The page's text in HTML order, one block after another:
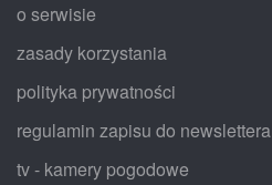
o serwisie
zasady korzystania
polityka prywatności
regulamin zapisu do newslettera
tv - kamery pogodowe